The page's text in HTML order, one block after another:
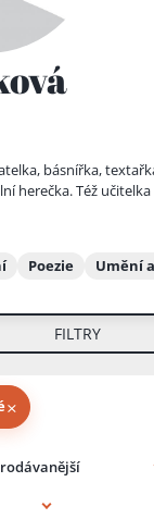
básnířka,
herečka. Též
Poezie Umění
FILTRY
×